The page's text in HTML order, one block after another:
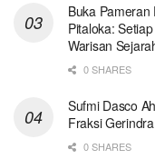
Buka Pameran
Pitaloka:
Warisan
0 SHARES
Sufmi Dasco
Fraksi Gerindra
0 SHARES